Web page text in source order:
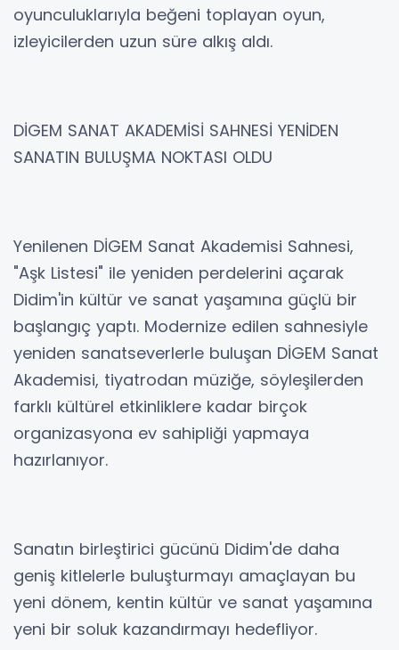
oyunculuklarıyla beğeni toplayan oyun,
izleyicilerden uzun süre alkış aldı.
DİGEM SANAT AKADEMİSİ SAHNESİ YENİDEN
SANATIN BULUŞMA NOKTASI OLDU
Yenilenen DİGEM Sanat Akademisi Sahnesi,
"Aşk Listesi" ile yeniden perdelerini açarak
Didim'in kültür ve sanat yaşamına güçlü bir
başlangıç yaptı. Modernize edilen sahnesiyle
yeniden sanatseverlerle buluşan DİGEM Sanat
Akademisi, tiyatrodan müziğe, söyleşilerden
farklı kültürel etkinliklere kadar birçok
organizasyona ev sahipliği yapmaya
hazırlanıyor.
Sanatın birleştirici gücünü Didim'de daha
geniş kitlelerle buluşturmayı amaçlayan bu
yeni dönem, kentin kültür ve sanat yaşamına
yeni bir soluk kazandırmayı hedefliyor.